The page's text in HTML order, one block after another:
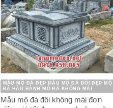
MẪU MỘ ĐÁ ĐẸP MẪU MỘ ĐÁ ĐÔI ĐẸP MỘ
ĐÁ HẬU BÀNH MỘ ĐÁ KHÔNG MÁI
Mẫu mộ đá đôi không mái đơn